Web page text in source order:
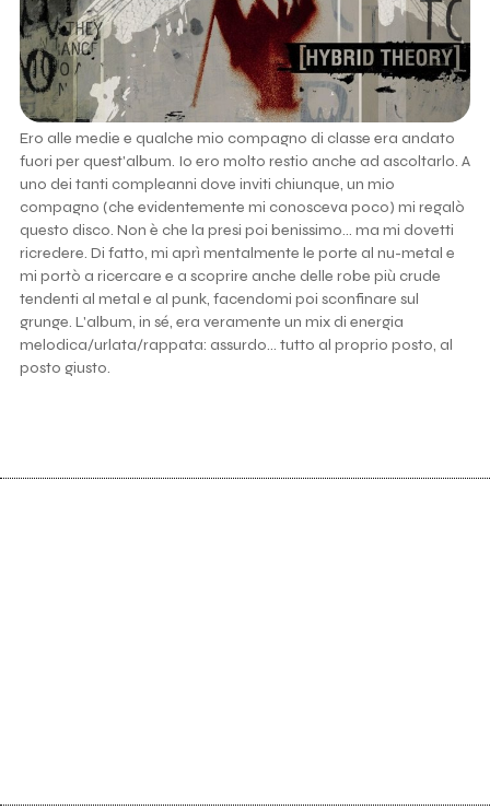
Ero alle medie e qualche mio compagno di classe era andato
fuori per quest'album. Io ero molto restio anche ad ascoltarlo. A
uno dei tanti compleanni dove inviti chiunque, un mio
compagno (che evidentemente mi conosceva poco) mi regalò
questo disco. Non è che la presi poi benissimo... ma mi dovetti
ricredere. Di fatto, mi aprì mentalmente le porte al nu-metal e
mi portò a ricercare e a scoprire anche delle robe più crude
tendenti al metal e al punk, facendomi poi sconfinare sul
grunge. L'album, in sé, era veramente un mix di energia
melodica/urlata/rappata: assurdo... tutto al proprio posto, al
posto giusto.